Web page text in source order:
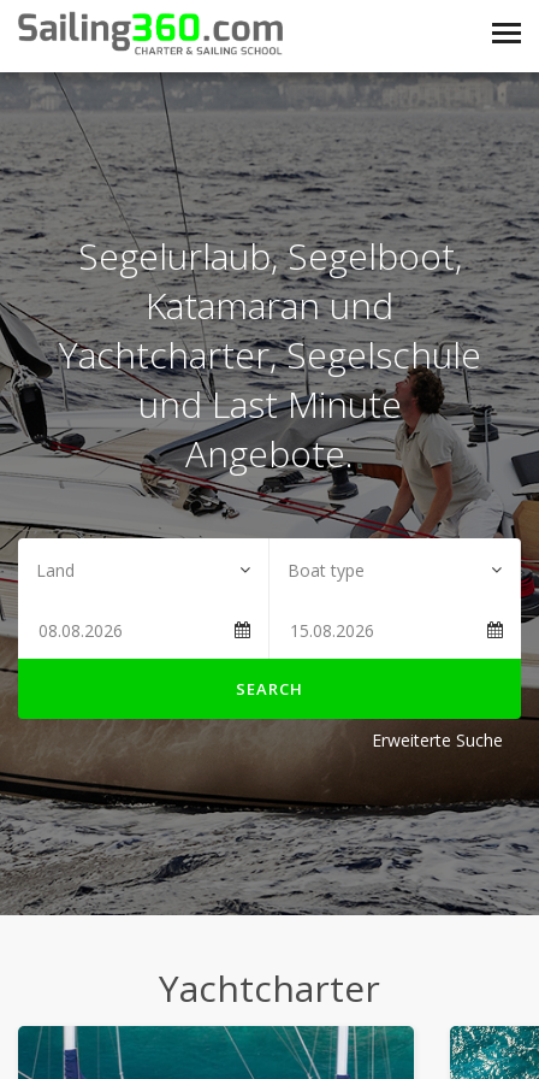
Segelurlaub, Segelboot,
Katamaran und
Yachtcharter, Segelschule
und Last Minute
Angebote.
SEARCH
Erweiterte Suche
Yachtcharter